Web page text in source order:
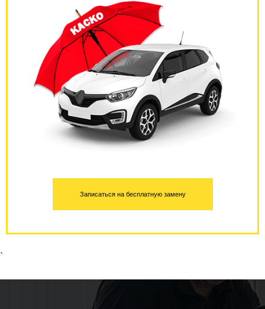
Записаться на бесплатную замену
`